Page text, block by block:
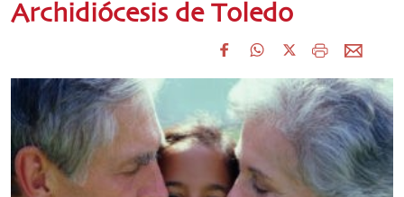
Archidiócesis de Toledo